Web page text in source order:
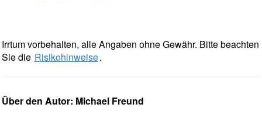
Irrtum vorbehalten, alle Angaben ohne Gewähr. Bitte beachten
Sie die Risikohinweise.
Über den Autor: Michael Freund